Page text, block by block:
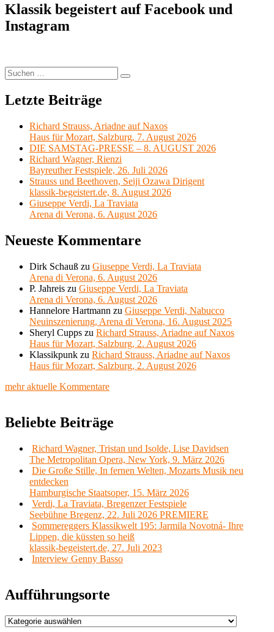
Klassik begeistert auf Facebook und
Instagram
Suchen
nach:
Suchen
Letzte Beiträge
Richard Strauss, Ariadne auf Naxos
Haus für Mozart, Salzburg, 7. August 2026
DIE SAMSTAG-PRESSE – 8. AUGUST 2026
Richard Wagner, Rienzi
Bayreuther Festspiele, 26. Juli 2026
Strauss und Beethoven, Seiji Ozawa Dirigent
klassik-begeistert.de, 8. August 2026
Giuseppe Verdi, La Traviata
Arena di Verona, 6. August 2026
Neueste Kommentare
Dirk Schauß zu Giuseppe Verdi, La Traviata
Arena di Verona, 6. August 2026
P. Jahreis zu Giuseppe Verdi, La Traviata
Arena di Verona, 6. August 2026
Hannelore Hartmann zu Giuseppe Verdi, Nabucco
Neuinszenierung, Arena di Verona, 16. August 2025
Sheryl Cupps zu Richard Strauss, Ariadne auf Naxos
Haus für Mozart, Salzburg, 2. August 2026
Klassikpunk zu Richard Strauss, Ariadne auf Naxos
Haus für Mozart, Salzburg, 2. August 2026
mehr aktuelle Kommentare
Beliebte Beiträge
Richard Wagner, Tristan und Isolde, Lise Davidsen
The Metropolitan Opera, New York, 9. März 2026
Die Große Stille, In fernen Welten, Mozarts Musik neu
entdecken
Hamburgische Staatsoper, 15. März 2026
Verdi, La Traviata, Bregenzer Festspiele
Seebühne Bregenz, 22. Juli 2026 PREMIERE
Sommereggers Klassikwelt 195: Jarmila Novotná- Ihre
Lippen, die küssten so heiß
klassik-begeistert.de, 27. Juli 2023
Interview Genny Basso
Aufführungsorte
Aufführungsorte